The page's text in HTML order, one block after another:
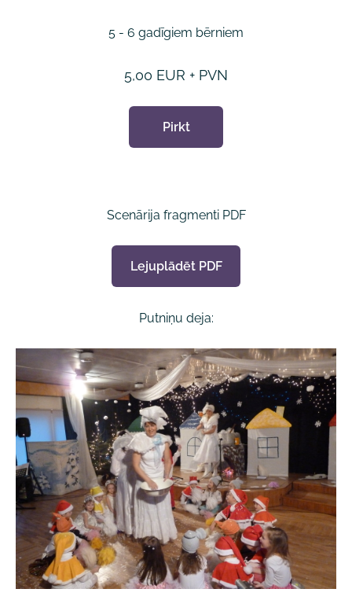
5 - 6 gadīgiem bērniem
5,00 EUR + PVN
Pirkt
Scenārija fragmenti PDF
Lejuplādēt PDF
Putniņu deja: